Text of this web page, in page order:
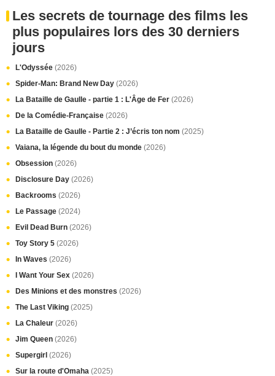
Les secrets de tournage des films les
plus populaires lors des 30 derniers
jours
L'Odyssée (2026)
Spider-Man: Brand New Day (2026)
La Bataille de Gaulle - partie 1 : L'Âge de Fer (2026)
De la Comédie-Française (2026)
La Bataille de Gaulle - Partie 2 : J’écris ton nom (2025)
Vaiana, la légende du bout du monde (2026)
Obsession (2026)
Disclosure Day (2026)
Backrooms (2026)
Le Passage (2024)
Evil Dead Burn (2026)
Toy Story 5 (2026)
In Waves (2026)
I Want Your Sex (2026)
Des Minions et des monstres (2026)
The Last Viking (2025)
La Chaleur (2026)
Jim Queen (2026)
Supergirl (2026)
Sur la route d'Omaha (2025)